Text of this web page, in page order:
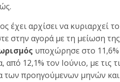
έχει αρχίσει να κυριαρχεί
στην αγορά με τη μείωση
υποχώρησε στο 11,6%
από 12,1% τον Ιούνιο, με τις
των προηγούμενων μηνών και